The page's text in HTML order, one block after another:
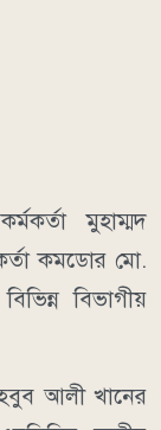
মুহাম্মদ
কমডোর মো.
বিভাগীয়
আলী খানের